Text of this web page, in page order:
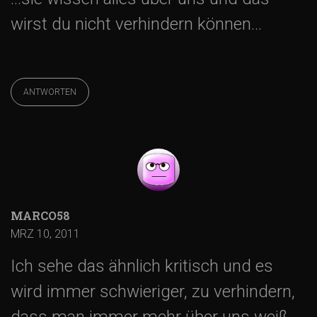
N
g
a
wirst du nicht verhindern können…
ANTWORTEN
MARCO58
MRZ 10, 2011
Ich sehe das ähnlich kritisch und es
wird immer schwieriger, zu verhindern,